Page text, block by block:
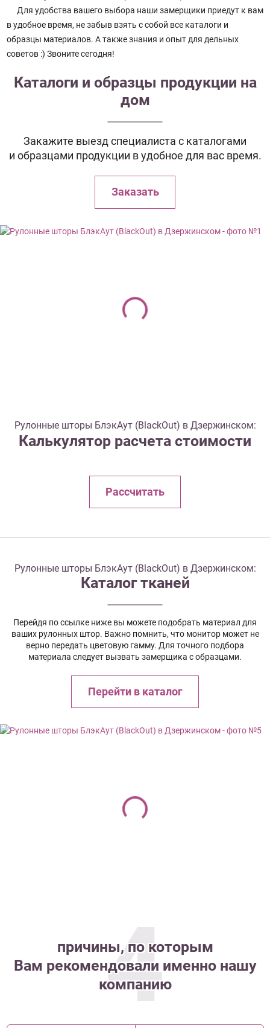
Для удобства вашего выбора наши замерщики приедут к вам
в удобное время, не забыв взять с собой все каталоги и
образцы материалов. А также знания и опыт для дельных
советов :) Звоните сегодня!
Каталоги и образцы продукции на
дом
Закажите выезд специалиста с каталогами
и образцами продукции в удобное для вас время.
Заказать
Рулонные шторы БлэкАут (BlackOut) в Дзержинском:
Калькулятор расчета стоимости
Рассчитать
Рулонные шторы БлэкАут (BlackOut) в Дзержинском:
Каталог тканей
Перейдя по ссылке ниже вы можете подобрать материал для
ваших рулонных штор. Важно помнить, что монитор может не
верно передать цветовую гамму. Для точного подбора
материала следует вызвать замерщика с образцами.
Перейти в каталог
4
причины, по которым
Вам рекомендовали именно нашу
компанию